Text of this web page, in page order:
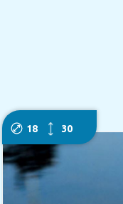
18 30